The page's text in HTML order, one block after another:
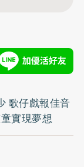
歌仔戲報佳音
實現夢想